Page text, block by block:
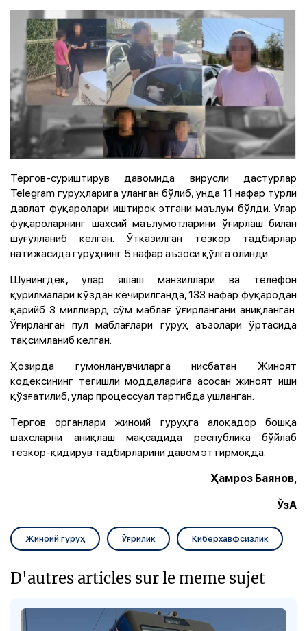
Тергов-суриштирув давомида вирусли дастурлар
Telegram гуруҳларига уланган бўлиб, унда 11 нафар турли
давлат фуқаролари иштирок этгани маълум бўлди. Улар
фуқароларнинг шахсий маълумотларини ўғирлаш билан
шуғулланиб келган. Ўтказилган тезкор тадбирлар
натижасида гуруҳнинг 5 нафар аъзоси қўлга олинди.
Шунингдек, улар яшаш манзиллари ва телефон
қурилмалари кўздан кечирилганда, 133 нафар фуқародан
қарийб 3 миллиард сўм маблағ ўғирлангани аниқланган.
Ўғирланган пул маблағлари гуруҳ аъзолари ўртасида
тақсимланиб келган.
Ҳозирда гумонланувчиларга нисбатан Жиноят
кодексининг тегишли моддаларига асосан жиноят иши
қўзғатилиб, улар процессуал тартибда ушланган.
Тергов органлари жиноий гуруҳга алоқадор бошқа
шахсларни аниқлаш мақсадида республика бўйлаб
тезкор-қидирув тадбирларини давом эттирмоқда.
Ҳамроз Баянов,
ЎзА
Жиноий гуруҳ Ўғрилик Киберхавфсизлик
D'autres articles sur le meme sujet